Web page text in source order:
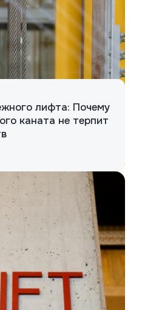
лифта: Почему
каната не терпит